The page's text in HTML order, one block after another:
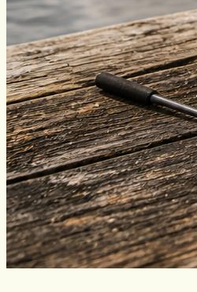
Нахлыст
Снаряжение
Эхолоты
Лодки и
Узлы
Рецепты
Разное
Меню